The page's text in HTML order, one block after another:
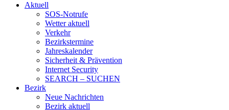
Aktuell
SOS-Notrufe
Wetter aktuell
Verkehr
Bezirkstermine
Jahreskalender
Sicherheit & Prävention
Internet Security
SEARCH – SUCHEN
Bezirk
Neue Nachrichten
Bezirk aktuell